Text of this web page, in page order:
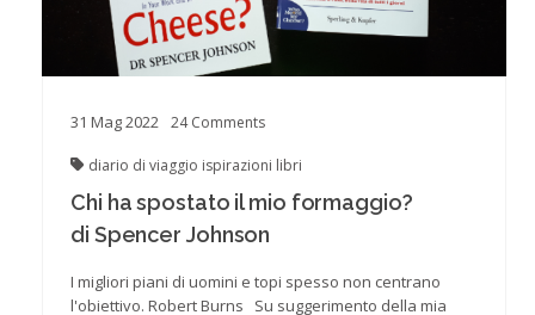
31 Mag2022 24Comments
diario di viaggio ispirazioni libri
Chi ha spostato il mio formaggio?
di Spencer Johnson
I migliori piani di uomini e topi spesso non centrano
l'obiettivo. Robert Burns Su suggerimento della mia